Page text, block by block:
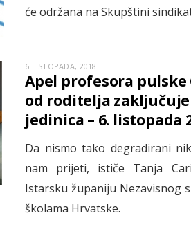
će održana na Skupštini
6 LISTOPADA, 2018
Apel profesora
od roditelja
jedinica – 6. listopada
Da nismo tako degradirani
nam prijeti, ističe Tanja
Istarsku županiju Nezavisnog
školama Hrvatske.